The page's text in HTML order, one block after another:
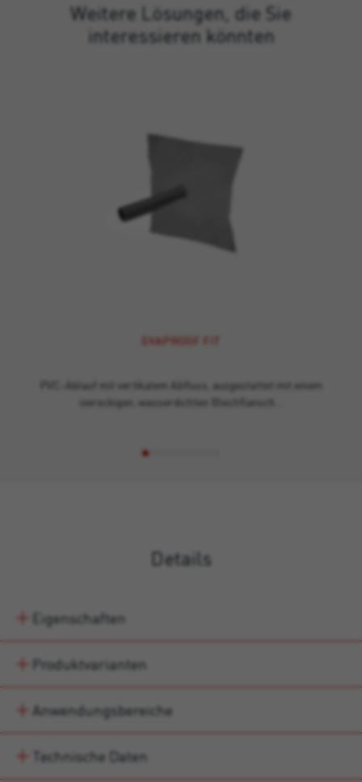
Weitere Lösungen, die Sie
interessieren könnten
EVAPROOF FIT
PVC-Ablauf mit vertikalem Abfluss, ausgestattet mit einem
viereckigen, wasserdichten Blechflansch…
Details
Eigenschaften
Produktvarianten
Anwendungsbereiche
Technische Daten